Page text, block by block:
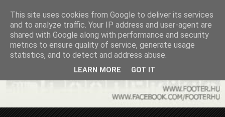
This site uses cookies from Google to deliver its services
and to analyze traffic. Your IP address and user-agent are
shared with Google along with performance and security
metrics to ensure quality of service, generate usage
statistics, and to detect and address abuse.
LEARN MORE GOT IT